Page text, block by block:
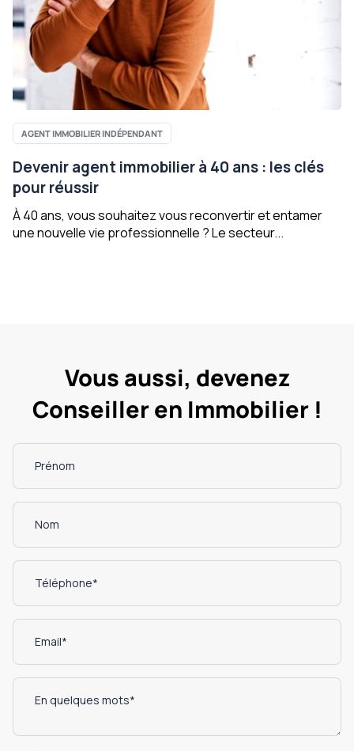
AGENT IMMOBILIER INDÉPENDANT
Devenir agent immobilier à 40 ans : les clés
pour réussir
À 40 ans, vous souhaitez vous reconvertir et entamer
une nouvelle vie professionnelle ? Le secteur...
Vous aussi, devenez
Conseiller en Immobilier !